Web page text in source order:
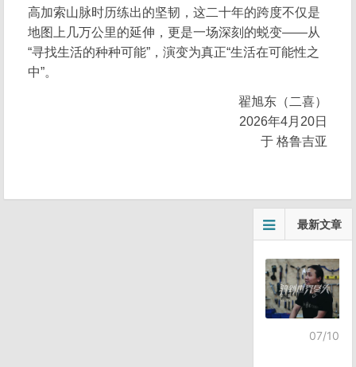
高加索山脉时历练出的坚韧，这二十年的跨度不仅是
地图上几万公里的延伸，更是一场深刻的蜕变——从
“寻找生活的种种可能”，演变为真正“生活在可能性之
中”。
翟旭东（二喜）
2026年4月20日
于 格鲁吉亚
最新文章
07/10